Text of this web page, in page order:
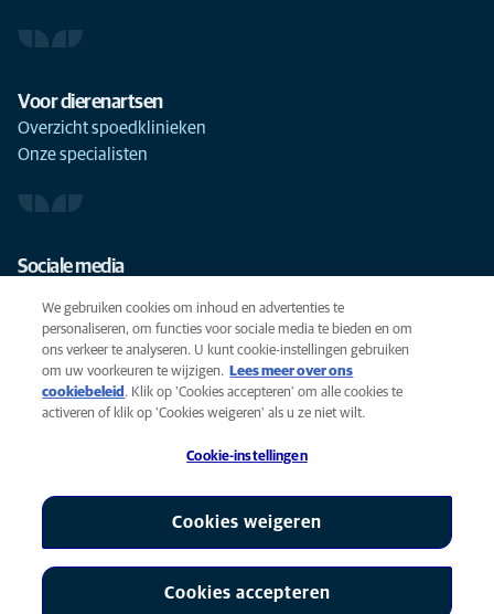
Voor dierenartsen
Overzicht spoedklinieken
Onze specialisten
Sociale media
Cookies
Privacyverklaring
AniCura is een partner van Mars, Inc © 2026
Cookie-instellingen
We gebruiken cookies om inhoud en advertenties te
personaliseren, om functies voor sociale media te bieden en om
ons verkeer te analyseren. U kunt cookie-instellingen gebruiken
om uw voorkeuren te wijzigen.
Lees meer over ons
cookiebeleid (opens in a new tab)
. Klik op 'Cookies accepteren' om alle cookies te
activeren of klik op 'Cookies weigeren' als u ze niet wilt.
Cookie-instellingen
Cookies weigeren
Cookies accepteren